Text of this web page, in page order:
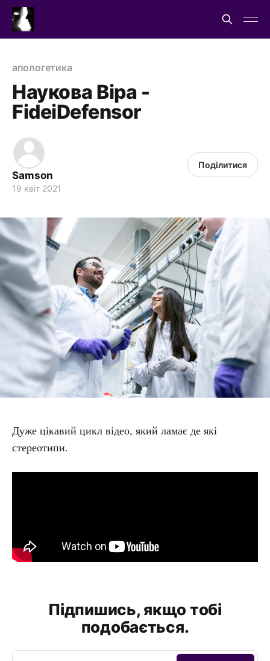
апологетика
Наукова Віра -
FideiDefensor
Samson
19 квіт 2021
Поділитися
Дуже цікавий цикл відео, який ламає де які
стереотипи.
Підпишись, якщо тобі
подобається.